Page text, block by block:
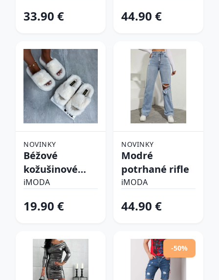
33.90 € 44.90 €
NOVINKY
Béžové
kožušinové
šlapky
iMODA
19.90 €
NOVINKY
Modré
potrhané rifle
iMODA
44.90 €
-50%